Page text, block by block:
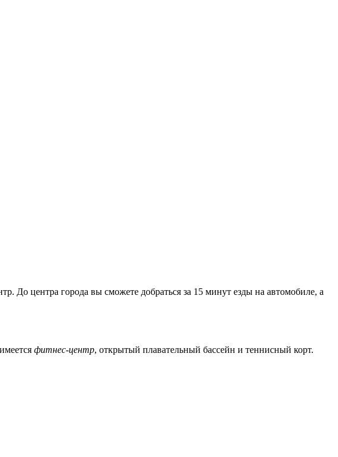
До центра города вы сможете добраться за 15 минут езды на автомобиле, а
фитнес-центр, открытый плавательный бассейн и теннисный корт.